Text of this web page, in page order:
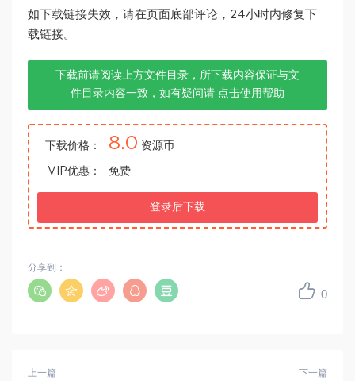
如下载链接失效，请在页面底部评论，24小时内修复下
载链接。
下载前请阅读上方文件目录，所下载内容保证与文
件目录内容一致，如有疑问请 点击使用帮助
下载价格： 8.0 资源币
VIP优惠： 免费
登录后下载
0
分享到：
上一篇 下一篇